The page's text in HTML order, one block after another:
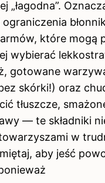
„łagodna”.
które mogą
wybierać
gotowane
skórki!) oraz
tłuszcze,
— te składniki
w
aby jeść